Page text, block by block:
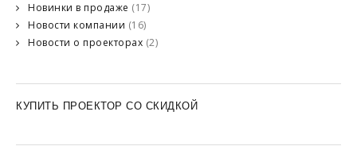
Новинки в продаже (17)
Новости компании (16)
Новости о проекторах (2)
КУПИТЬ ПРОЕКТОР СО СКИДКОЙ